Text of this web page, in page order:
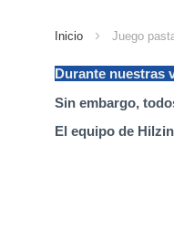
inicio
Inicio Juego
Durante nuestras
Sin embargo,
El equipo de